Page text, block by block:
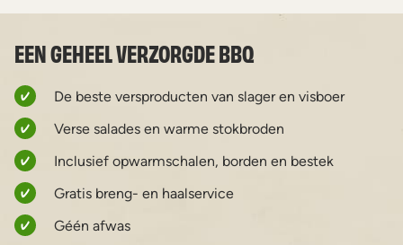
EEN GEHEEL VERZORGDE BBQ
De beste versproducten van slager en visboer
Verse salades en warme stokbroden
Inclusief opwarmschalen, borden en bestek
Gratis breng- en haalservice
Géén afwas